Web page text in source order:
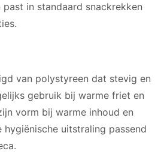
in standaard snackrekken
van polystyreen dat stevig en
gebruik bij warme friet en
vorm bij warme inhoud en
uitstraling passend